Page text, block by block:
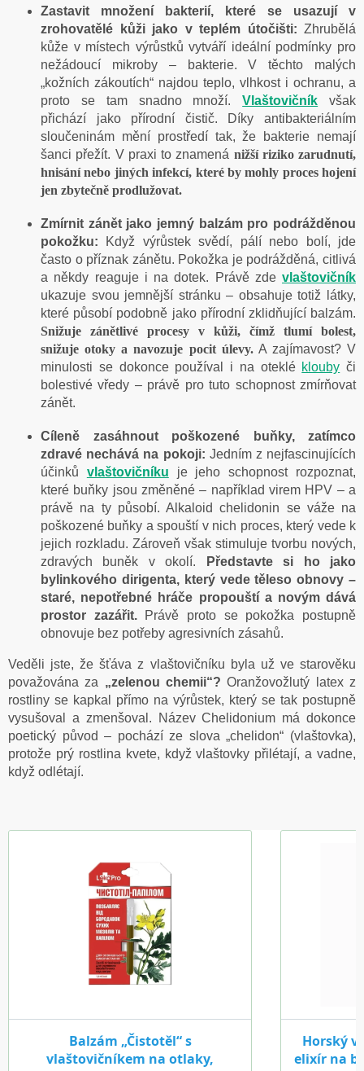
Zastavit množení bakterií, které se usazují v
zrohovatělé kůži jako v teplém útočišti: Zhrubělá
kůže v místech výrůstků vytváří ideální podmínky pro
nežádoucí mikroby – bakterie. V těchto malých
„kožních zákoutích“ najdou teplo, vlhkost i ochranu, a
proto se tam snadno množí.Vlaštovičník však
přichází jako přírodní čistič. Díky antibakteriálním
sloučeninám mění prostředí tak, že bakterie nemají
šanci přežít. V praxi to znamená nižší riziko zarudnutí,
hnisání nebo jiných infekcí, které by mohly proces hojení
jen zbytečně prodlužovat.
Zmírnit zánět jako jemný balzám pro podrážděnou
pokožku: Když výrůstek svědí, pálí nebo bolí, jde
často o příznak zánětu. Pokožka je podrážděná, citlivá
a někdy reaguje i na dotek. Právě zde vlaštovičník
ukazuje svou jemnější stránku – obsahuje totiž látky,
které působí podobně jako přírodní zklidňující balzám.
Snižuje zánětlivé procesy v kůži, čímž tlumí bolest,
snižuje otoky a navozuje pocit úlevy.A zajímavost? V
minulosti se dokonce používal i na oteklé klouby či
bolestivé vředy – právě pro tuto schopnost zmírňovat
zánět.
Cíleně zasáhnout poškozené buňky, zatímco
zdravé nechává na pokoji: Jedním z nejfascinujících
účinků vlaštovičníku je jeho schopnost rozpoznat,
které buňky jsou změněné – například virem HPV – a
právě na ty působí. Alkaloid chelidonin se váže na
poškozené buňky a spouští v nich proces, který vede k
jejich rozkladu. Zároveň však stimuluje tvorbu nových,
zdravých buněk v okolí.
Představte si ho jako
bylinkového dirigenta, který vede těleso obnovy –
staré, nepotřebné hráče propouští a novým dává
prostor zazářit. Právě proto se pokožka postupně
obnovuje bez potřeby agresivních zásahů.
Veděli jste, že šťáva z vlaštovičníku byla už ve starověku
považována za „zelenou chemii“?Oranžovožlutý latex z
rostliny se kapkal přímo na výrůstek, který se tak postupně
vysušoval a zmenšoval. Název Chelidonium má dokonce
poetický původ – pochází ze slova „chelidon“ (vlaštovka),
protože prý rostlina kvete, když vlaštovky přilétají, a vadne,
když odlétají.